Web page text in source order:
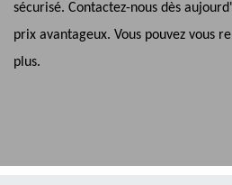
sécurisé. Contactez-nous dès
prix avantageux. Vous pouvez vous
plus.